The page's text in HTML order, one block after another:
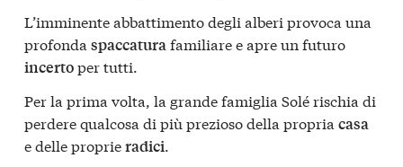
L’imminente abbattimento degli alberi provoca una
profonda spaccaturafamiliare e apre un futuro
incertoper tutti.
Per la prima volta, la grande famiglia Solé rischia di
perdere qualcosa di più prezioso della propria casa
e delle proprieradici